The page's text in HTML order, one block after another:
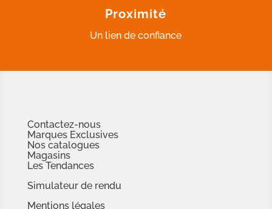
Proximité
Un lien de confiance
Contactez-nous
Marques Exclusives
Nos catalogues
Magasins
Les Tendances
Simulateur de rendu
Mentions légales